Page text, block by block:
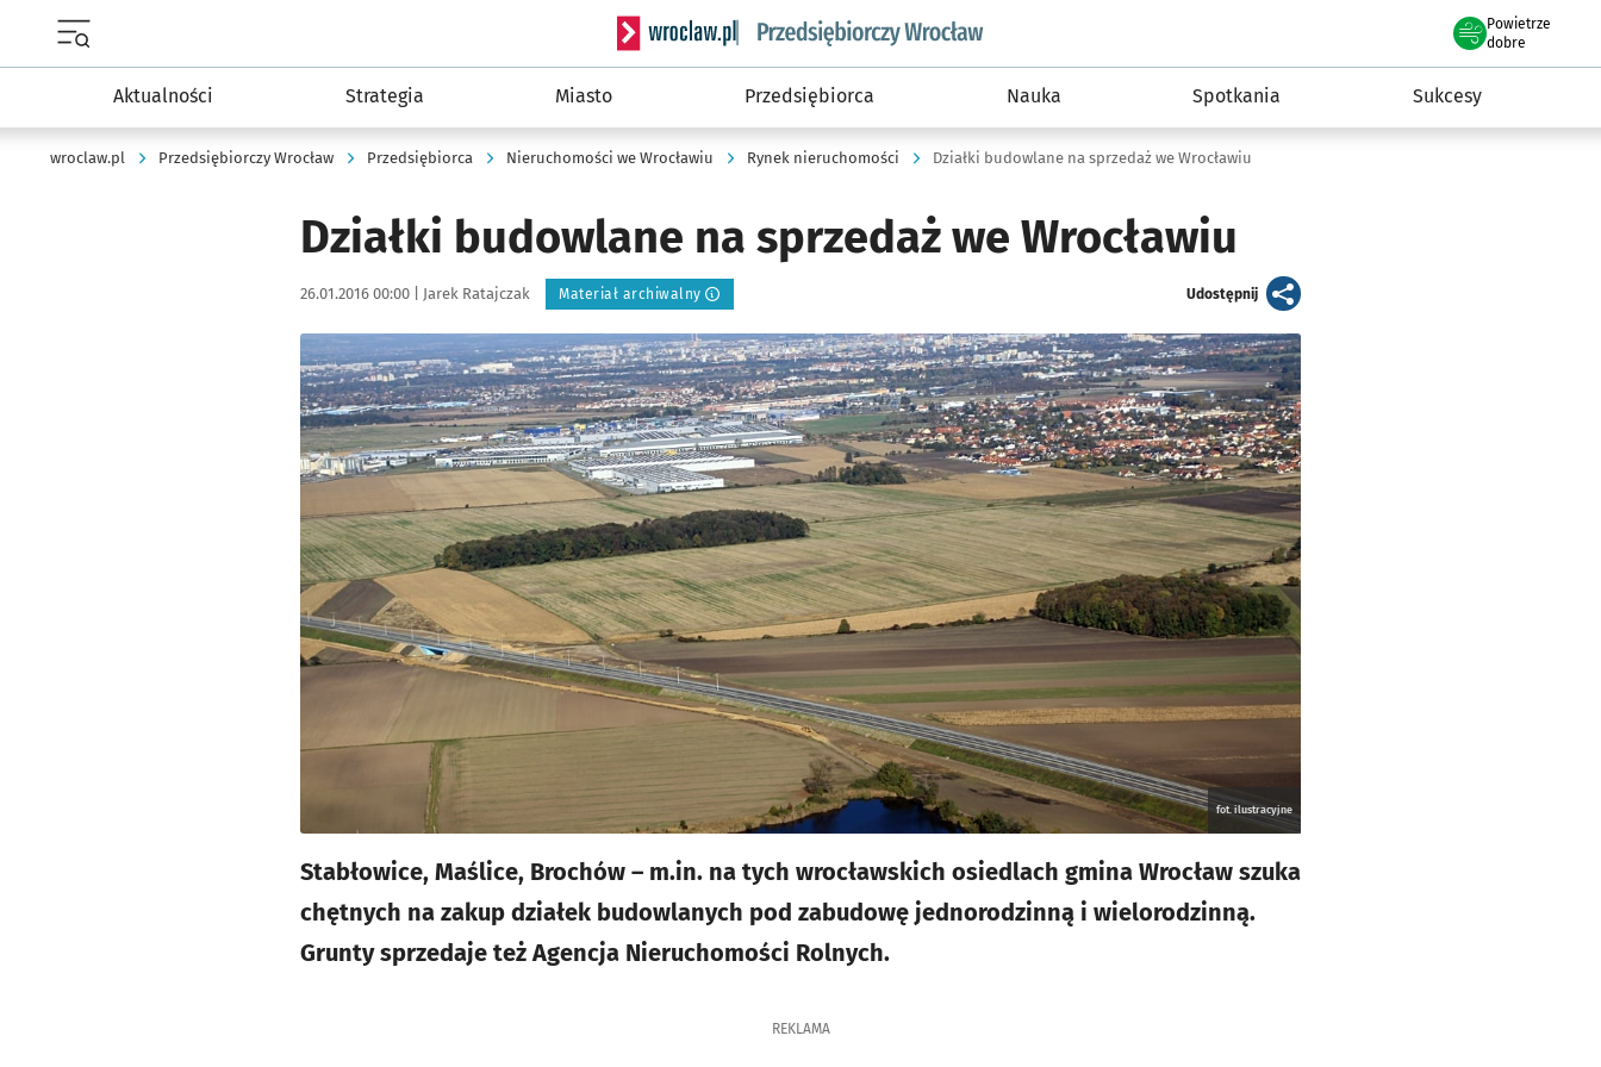
Serwis informacyjny wroclaw.pl podserwis: Strategia rozwoju przedsiębiorczości miasta Wrocławia
Powietrze
we Wrocławiu
dobre
Aktualności Strategia Miasto Przedsiębiorca Nauka Spotkania Sukcesy
wroclaw.pl Przedsiębiorczy Wrocław Przedsiębiorca Nieruchomości we Wrocławiu Rynek nieruchomości Działki budowlane na sprzedaż we Wrocławiu
Działki budowlane na sprzedaż we Wrocławiu
Data publikacji:
26.01.2016 00:00 | Autor:
Jarek Ratajczak Materiał archiwalny Udostępnijartykuł
Kliknij, aby powiększyć
fot. ilustracyjne
Stabłowice, Maślice, Brochów – m.in. na tych wrocławskich osiedlach gmina Wrocław szuka
chętnych na zakup działek budowlanych pod zabudowę jednorodzinną i wielorodzinną.
Grunty sprzedaje też Agencja Nieruchomości Rolnych.
REKLAMA